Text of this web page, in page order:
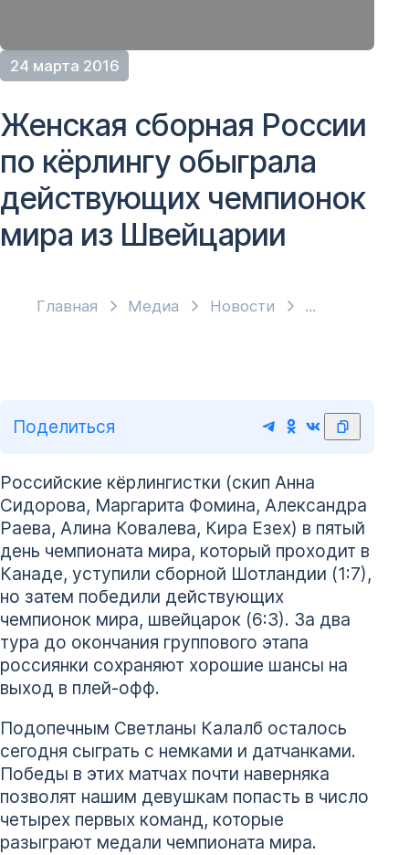
24 марта 2016
Главная Медиа Новости
Женская сборная России
по кёрлингу обыграла
действующих чемпионок
мира из Швейцарии
Поделиться
Российские кёрлингистки (скип Анна
Сидорова, Маргарита Фомина, Александра
Раева, Алина Ковалева, Кира Езех) в пятый
день чемпионата мира, который проходит в
Канаде, уступили сборной Шотландии (1:7),
но затем победили действующих
чемпионок мира, швейцарок (6:3). За два
тура до окончания группового этапа
россиянки сохраняют хорошие шансы на
выход в плей-офф.
Подопечным Светланы Калалб осталось
сегодня сыграть с немками и датчанками.
Победы в этих матчах почти наверняка
позволят нашим девушкам попасть в число
четырех первых команд, которые
разыграют медали чемпионата мира.